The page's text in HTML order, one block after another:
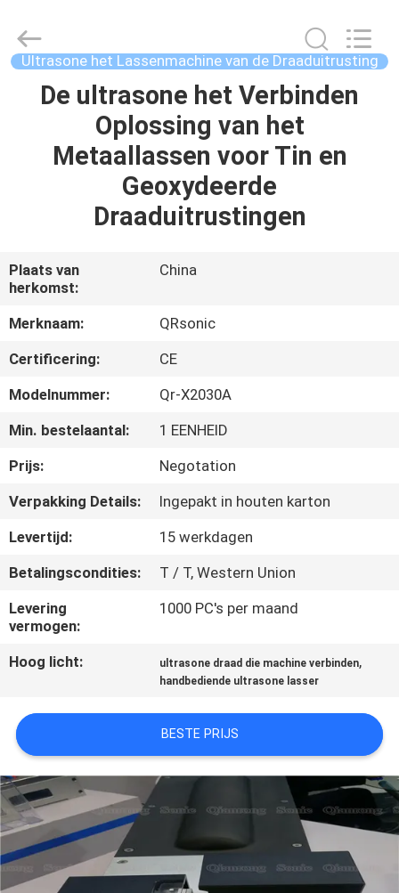
THUIS
PRODUCTEN
FABRIEKSTOCHT
KWALITEITSCONTROLE
NEEM
CONTACT
MET
ONS
OP
NIEUWS
GEVALLEN
AANVRAGEN
SITEMAP
PRIVACYBELEID
Equipment
Co.,Ltd.
RightsUltrasone het Lassenmachine van de Draaduitrusting
De ultrasone het Verbinden
Oplossing van het
Metaallassen voor Tin en
Geoxydeerde
Draaduitrustingen
Plaats van
herkomst:
China
Merknaam:
QRsonic
Certificering:
CE
Modelnummer:
Qr-X2030A
Min. bestelaantal:
1 EENHEID
Prijs:
Negotation
Verpakking Details:
Ingepakt in houten karton
Levertijd:
15 werkdagen
Betalingscondities:
T / T, Western Union
Levering
vermogen:
1000 PC's per maand
Hoog licht: ultrasone draad die machine verbinden,
handbediende ultrasone lasser
BESTE PRIJS